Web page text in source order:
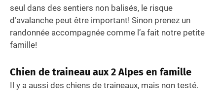
seul dans des sentiers non balisés, le risque
d’avalanche peut être important! Sinon prenez un
randonnée accompagnée comme l’a fait notre petite
famille!
Chien de traineau aux 2 Alpes en famille
Il y a aussi des chiens de traineaux, mais non testé.